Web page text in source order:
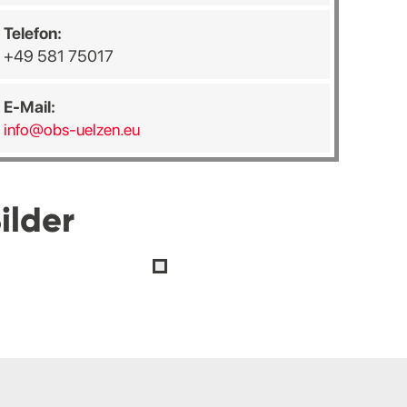
Telefon:
+49 581 75017
E-Mail:
info@obs-uelzen.eu